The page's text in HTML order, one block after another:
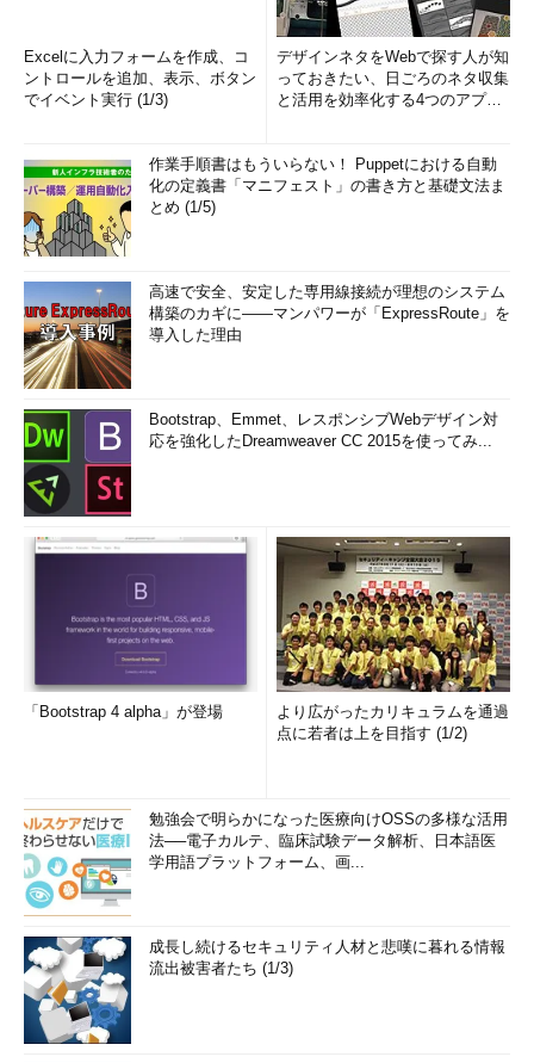
Excelに入力フォームを作成、コ
ントロールを追加、表示、ボタン
でイベント実行 (1/3)
デザインネタをWebで探す人が知
っておきたい、日ごろのネタ収集
と活用を効率化する4つのアプリ
作業手順書はもういらない！ Puppetにおける自動
化の定義書「マニフェスト」の書き方と基礎文法ま
とめ (1/5)
高速で安全、安定した専用線接続が理想のシステム
構築のカギに――マンパワーが「ExpressRoute」を
導入した理由
Bootstrap、Emmet、レスポンシブWebデザイン対
応を強化したDreamweaver CC 2015を使ってみ...
「Bootstrap 4 alpha」が登場
より広がったカリキュラムを通過
点に若者は上を目指す (1/2)
勉強会で明らかになった医療向けOSSの多様な活用
法──電子カルテ、臨床試験データ解析、日本語医
学用語プラットフォーム、画...
成長し続けるセキュリティ人材と悲嘆に暮れる情報
流出被害者たち (1/3)